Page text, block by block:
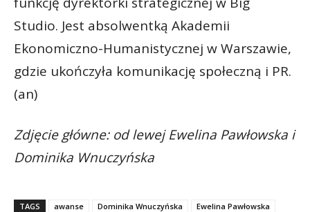
Studio. Jest absolwentką Akademii
Ekonomiczno-Humanistycznej w Warszawie,
gdzie ukończyła komunikację społeczną i PR.
(an)
Zdjęcie główne: od lewej Ewelina Pawłowska i
Dominika Wnuczyńska
TAGS awanse Dominika Wnuczyńska
Ewelina Pawłowska